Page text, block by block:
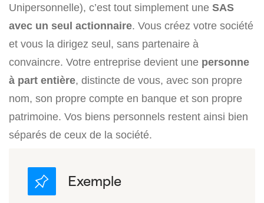
Unipersonnelle), c’est tout simplement une SAS
avec un seul actionnaire. Vous créez votre société
et vous la dirigez seul, sans partenaire à
convaincre. Votre entreprise devient une personne
à part entière, distincte de vous, avec son propre
nom, son propre compte en banque et son propre
patrimoine. Vos biens personnels restent ainsi bien
séparés de ceux de la société.